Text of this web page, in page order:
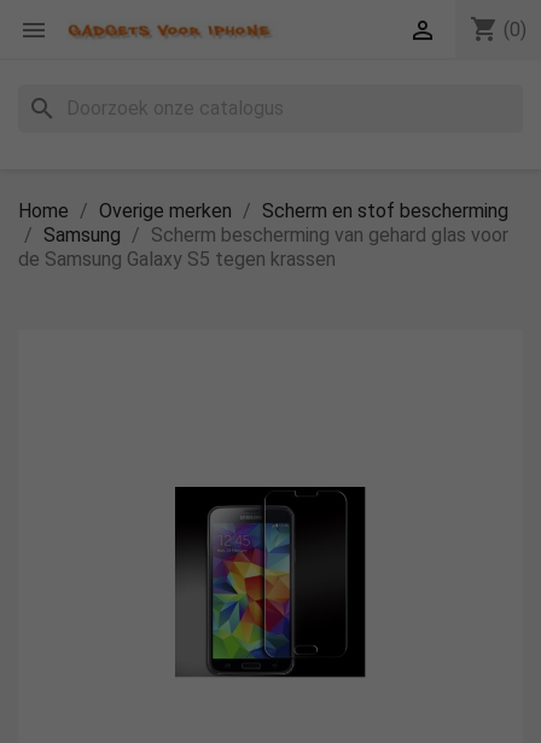
 shopping_cart (0)

search
Home Overige merken
Scherm en stof bescherming
Samsung
Scherm bescherming van gehard glas voor
de Samsung Galaxy S5 tegen krassen